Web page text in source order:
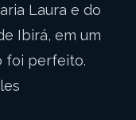
Laura e do
Ibirá, em um
foi perfeito.